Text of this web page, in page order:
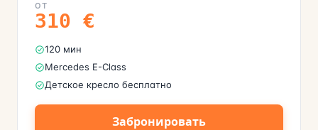
ОТ
310 €
120 мин
Mercedes E-Class
Детское кресло бесплатно
Забронировать